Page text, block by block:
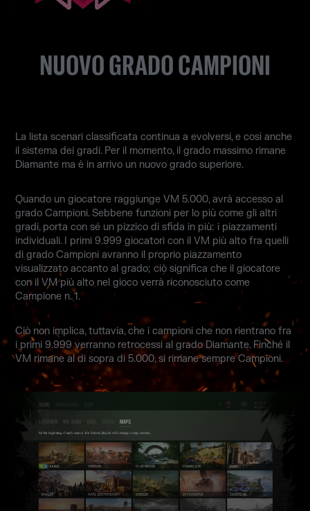
NUOVO GRADO CAMPIONI
La lista scenari classificata continua a evolversi, e così anche
il sistema dei gradi. Per il momento, il grado massimo rimane
Diamante ma è in arrivo un nuovo grado superiore.
Quando un giocatore raggiunge VM 5.000, avrà accesso al
grado Campioni. Sebbene funzioni per lo più come gli altri
gradi, porta con sé un pizzico di sfida in più: i piazzamenti
individuali. I primi 9.999 giocatori con il VM più alto fra quelli
di grado Campioni avranno il proprio piazzamento
visualizzato accanto al grado; ciò significa che il giocatore
con il VM più alto nel gioco verrà riconosciuto come
Campione n. 1.
Ciò non implica, tuttavia, che i campioni che non rientrano fra
i primi 9.999 verranno retrocessi al grado Diamante. Finché il
VM rimane al di sopra di 5.000, si rimane sempre Campioni.